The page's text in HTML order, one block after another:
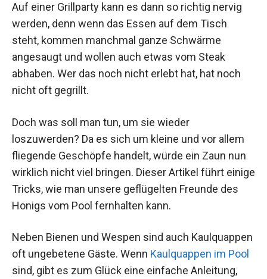
Auf einer Grillparty kann es dann so richtig nervig
werden, denn wenn das Essen auf dem Tisch
steht, kommen manchmal ganze Schwärme
angesaugt und wollen auch etwas vom Steak
abhaben. Wer das noch nicht erlebt hat, hat noch
nicht oft gegrillt.
Doch was soll man tun, um sie wieder
loszuwerden? Da es sich um kleine und vor allem
fliegende Geschöpfe handelt, würde ein Zaun nun
wirklich nicht viel bringen. Dieser Artikel führt einige
Tricks, wie man unsere geflügelten Freunde des
Honigs vom Pool fernhalten kann.
Neben Bienen und Wespen sind auch Kaulquappen
oft ungebetene Gäste. Wenn Kaulquappen im Pool
sind, gibt es zum Glück eine einfache Anleitung,